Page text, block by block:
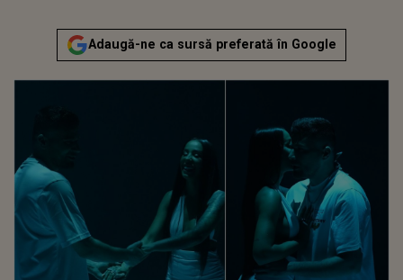
Adaugă-ne ca sursă preferată în Google